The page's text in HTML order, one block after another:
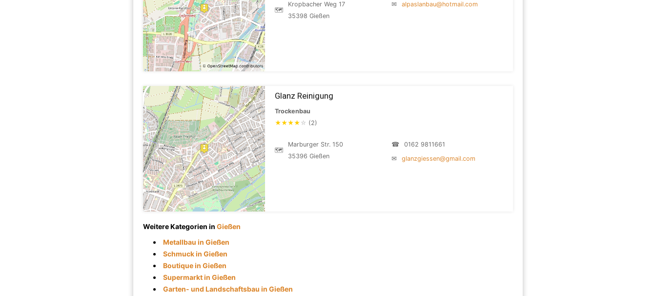
🗺
Kropbacher Weg 17
35398 Gießen
✉ alpaslanbau@hotmail.com
Glanz Reinigung
Trockenbau
★★★★ ☆ (2)
🗺
Marburger Str. 150
35396 Gießen
☎
0162 9811661
✉
glanzgiessen@gmail.com
Weitere Kategorien in Gießen
Metallbau in Gießen
Schmuck in Gießen
Boutique in Gießen
Supermarkt in Gießen
Garten- und Landschaftsbau in Gießen